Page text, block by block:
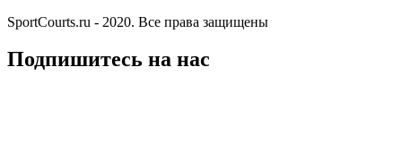
SportCourts.ru - 2020. Все права защищены
Подпишитесь на нас